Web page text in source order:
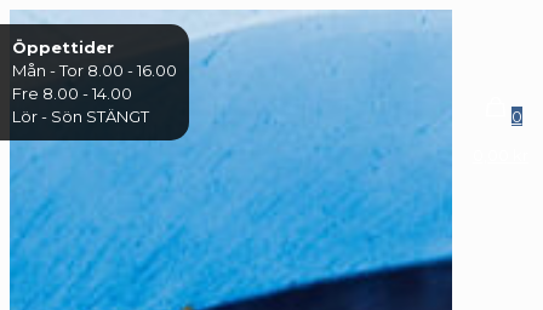
0
Öppettider
Mån - Tor 8.00 - 16.00
Fre 8.00 - 14.00
Lör - Sön STÄNGT